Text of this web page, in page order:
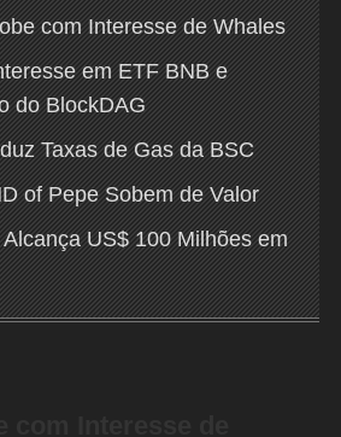
com Interesse de Whales
em ETF BNB e
do BlockDAG
Taxas de Gas da BSC
of Pepe Sobem de Valor
US$ 100 Milhões em